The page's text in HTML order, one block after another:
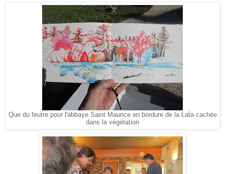
Que du feutre pour l'abbaye Saint Maurice en bordure de la Laẗa cachée
dans la végétation